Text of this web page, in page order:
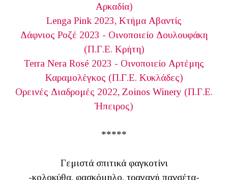
Αρκαδία)
Lenga Pink 2023, Κτήμα Αβαντίς
Δάφνιος Ροζέ 2023 - Οινοποιείο Δουλουφάκη
(Π.Γ.Ε. Κρήτη)
Terra Nera Rosé 2023 - Οινοποιείο Αρτέμης
Καραμολέγκος (Π.Γ.Ε. Κυκλάδες)
Ορεινές Διαδρομές 2022, Zoinos Winery (Π.Γ.Ε.
Ήπειρος)
*****
Γεμιστά σπιτικά φαγκοτίνι
-κολοκύθα, φασκόμηλο, τραγανή πανσέτα-